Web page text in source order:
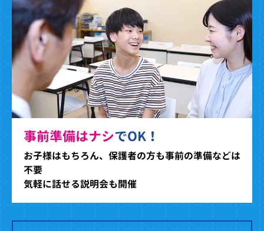
事前準備はナシでOK！
お子様はもちろん、保護者の方も事前の準備などは
不要
気軽に話せる説明会も開催